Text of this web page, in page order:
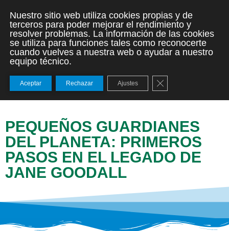
PEQUEÑOS GUARDIANES
DEL PLANETA: PRIMEROS
PASOS EN EL LEGADO DE
JANE GOODALL
Nuestro sitio web utiliza cookies propias y de
terceros para poder mejorar el rendimiento y
resolver problemas. La información de las cookies
se utiliza para funciones tales como reconocerte
cuando vuelves a nuestra web o ayudar a nuestro
equipo técnico.
Aceptar Rechazar Ajustes Cerrar el banner de